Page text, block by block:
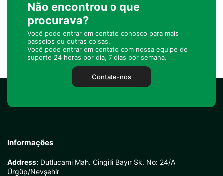
Não encontrou o que
procurava?
Você pode entrar em contato conosco para mais
passeios ou outras coisas.
Você pode entrar em contato com nossa equipe de
suporte 24 horas por dia, 7 dias por semana.
Contate-nos
Informações
Address: Dutlucami Mah. Cingilli Bayır Sk. No: 24/A
Ürgüp/Nevşehir